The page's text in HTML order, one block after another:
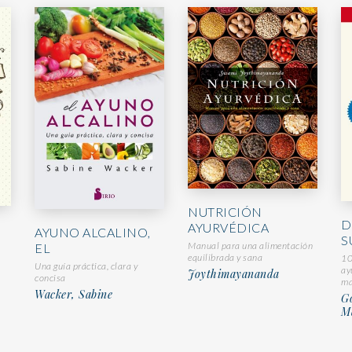
AYUNO ALCALINO,
EL
Una guía práctica, clara y
concisa
Wacker, Sabine
NUTRICIÓN
AYURVÉDICA
Manual para una alimentación
equilibrada y sana
Joythimayananda